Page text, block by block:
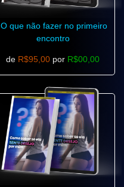
O que não fazer no primeiro
encontro
de R$95,00 por R$00,00